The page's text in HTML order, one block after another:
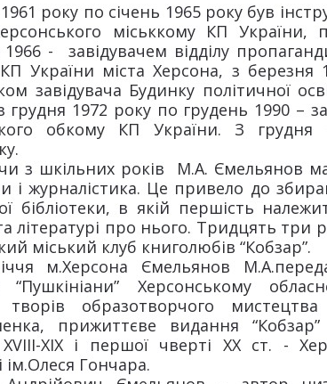
року по січень 1965 року був
Херсонського міськкому КП
- завідувачем відділу
України міста Херсона, з березня
завідувача Будинку політичної
грудня 1972 року по грудень 1990 –
обкому КП України. З грудня
з шкільних років М.А. Ємельянов
і журналістика. Це привело до
бібліотеки, в якій першість
літературі про нього. Тридцять три
міський клуб книголюбів “Кобзар”.
м.Херсона Ємельянов
“Пушкініани” Херсонському
творів образотворчого
прижиттєве видання
XIX і першої чверті XX ст. -
ім.Олеся Гончара.